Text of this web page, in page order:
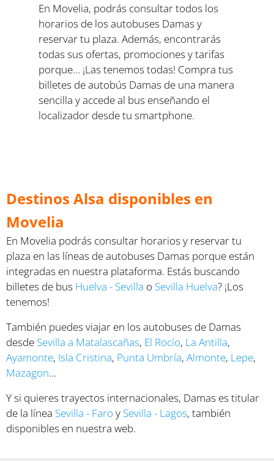
En Movelia, podrás consultar todos los
horarios de los autobuses Damas y
reservar tu plaza. Además, encontrarás
todas sus ofertas, promociones y tarifas
porque… ¡Las tenemos todas! Compra tus
billetes de autobús Damas de una manera
sencilla y accede al bus enseñando el
localizador desde tu smartphone.
Destinos Alsa disponibles en
Movelia
En Movelia podrás consultar horarios y reservar tu
plaza en las líneas de autobuses Damas porque están
integradas en nuestra plataforma. Estás buscando
billetes de bus Huelva - Sevilla o Sevilla Huelva? ¡Los
tenemos!
También puedes viajar en los autobuses de Damas
desde Sevilla a Matalascañas, El Rocío, La Antilla,
Ayamonte, Isla Cristina, Punta Umbría, Almonte, Lepe,
Mazagon...
Y si quieres trayectos internacionales, Damas es titular
de la línea Sevilla - Faro y Sevilla - Lagos, también
disponibles en nuestra web.